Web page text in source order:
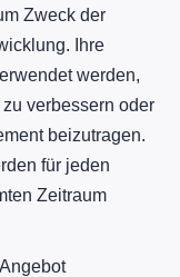
Zweck der
Ihre
werden,
verbessern oder
beizutragen.
für jeden
Zeitraum